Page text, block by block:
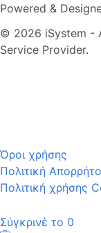
Powered &
© 2026 iSystem -
Service Provider.
Όροι χρήσης
Πολιτική
Πολιτική χρήσης
Σύγκρινέ το 0